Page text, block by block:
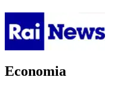
Economia